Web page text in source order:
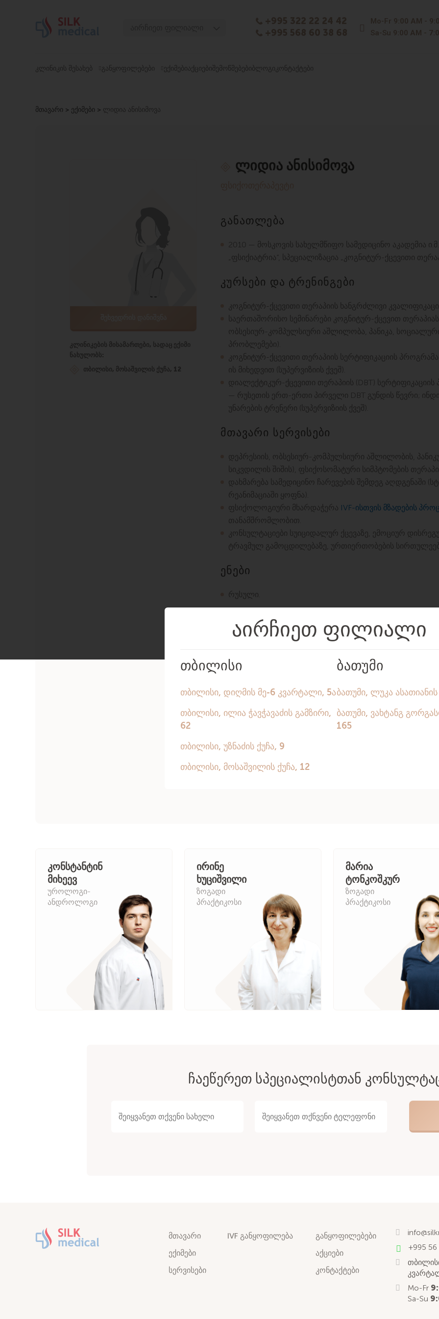
ბათუმი, ასათიანი
ᲙᲚᲘᲜᲘᲙᲘᲡ ᲨᲔᲡᲐᲮᲔᲑ ᲒᲐᲜᲧᲝᲤᲘᲚᲔᲑᲔᲑᲘ ᲔᲥᲘᲛᲔᲑᲘᲐᲥᲪᲘᲔᲑᲘᲨᲔᲛᲝᲬᲛᲔᲑᲔᲑᲘᲑᲚᲝᲒᲘᲙᲝᲜᲢᲐᲥᲢᲔᲑᲘ
მთავარი > ექიმები > ლიდია ანისიმოვა
კლინიკების მისამართები, სადაც ექიმი
ნახულობს:
თბილისი, მოსაშვილის ქუჩა, 12
ლიდია ანისიმოვა
განათლება
2010 — მოსკოვის სახელმწიფო სამედიცინო აკადემია
„ფსიქიატრია“, სპეციალიზაცია „კოგნიტურ-ქცევითი
კურსები და ტრენინგები
კოგნიტურ-ქცევითი თერაპიის ხანგრძლივი
საერთაშორისო სემინარები კოგნიტურ-ქცევით
ობსესიურ-კომპულსიური აშლილობა, პანიკა,
პრობლემები).
კოგნიტურ-ქცევითი თერაპიის სერტიფიკაციის
ის მიხედვით (სუპერვიზიის ქვეშ).
დიალექტიკურ-ქცევითი თერაპიის (DBT)
— რუსეთის ერთ-ერთი პირველი DBT გუნდის წევრი;
უნარების ტრენერი (სუპერვიზიის ქვეშ).
მთავარი სერვისები
დეპრესიის, ობსესიურ-კომპულსიური აშლილობის,
სიკვდილის შიშის), ფსიქოსომატური სიმპტომების
დახმარება სამედიცინო ჩარევების შემდეგ აღდგენაში
რეანიმაციაში ყოფნა).
ფსიქოლოგიური მხარდაჭერა IVF-ისთვის მზადების
თანამშრომლობით.
კონსულტაციები სუიციდალურ ქცევაზე, ემოციურ
ტრავმულ გამოცდილებაზე, ურთიერთობების
ენები
რუსული.
ადრე ვმუშაობდი ფსიქიატრად, მაგრამ
ყველა რასის, ეროვნების, რელიგიის,
ორიენტაციის, ასაკისა და სოციალური
ყოველთვის ვითვალისწინებ კლიენტის
ცხოვრებით კონტექსტს.
ჩემთვის ფსიქოთერაპია არის სპეციალისტისა
— ჩემთან კონტაქტში მოკლე ადამიანი უნდა
შეცნობის სურვილს.
კონსტანტინ
მიხეევ
უროლოგი-
ანდროლოგი
ირინე
ხუციშვილი
ზოგადი
პრაქტიკოსი
მარია
ტონკოშკურ
ზოგადი
პრაქტიკოსი
ᲩᲐᲔᲬᲔᲠᲔᲗ ᲡᲞᲔᲪᲘᲐᲚᲘᲡᲢᲗᲐᲜ
მთავარი
ექიმები
სერვისები
IVF განყოფილება
განყოფილებები
აქციები
კონტაქტები
+995
Mo-Fr
Sa-Su